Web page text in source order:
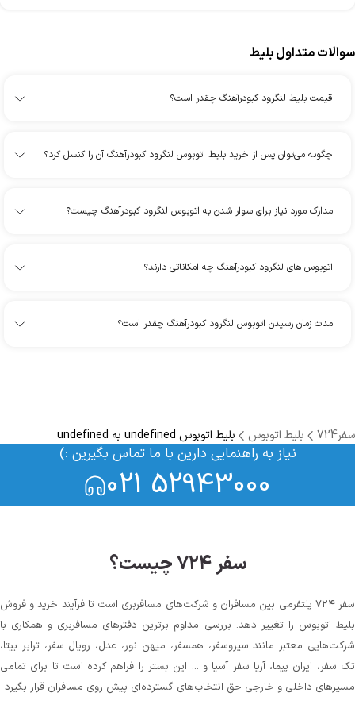
سوالات متداول بلیط
قیمت بلیط لنگرود کبودرآهنگ چقدر است؟
چگونه می‌توان پس از خرید بلیط اتوبوس لنگرود کبودرآهنگ آن را کنسل کرد؟
مدارک مورد نیاز برای سوار شدن به اتوبوس لنگرود کبودرآهنگ چیست؟
اتوبوس های لنگرود کبودرآهنگ چه امکاناتی دارند؟
مدت زمان رسیدن اتوبوس لنگرود کبودرآهنگ چقدر است؟
سفر724 بلیط اتوبوس بلیط اتوبوس undefined به undefined
نیاز به راهنمایی دارین با ما تماس بگیرین :)
021 52943000
سفر ۷۲۴ چیست؟
سفر ۷۲۴ پلتفرمی بین مسافران و شرکت‌های مسافربری است تا فرآیند خرید و فروش
بلیط اتوبوس را تغییر دهد. بررسی مداوم برترین دفترهای مسافربری و همکاری با
شرکت‌هایی معتبر مانند سیروسفر، همسفر، میهن‌ نور، عدل، رویال سفر، ترابر بیتا،
تک سفر، ایران پیما، آریا سفر آسیا و ... این بستر را فراهم کرده است تا برای تمامی
مسیرهای داخلی و خارجی حق انتخاب‌های گسترده‌ای پیش روی مسافران قرار بگیرد